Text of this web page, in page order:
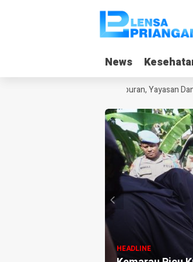
News
News
Kecanduan Gadget Saat Liburan, Yayasan
HEADLINE